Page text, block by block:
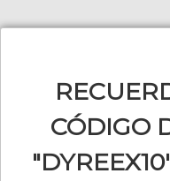
INFORMACIÓN ▼
CÓDIGO